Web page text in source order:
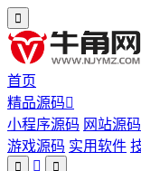
首页
精品源码
小程序源码 网站源码
游戏源码 实用软件